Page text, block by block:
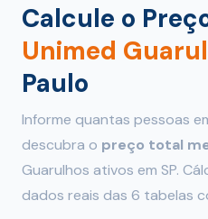
Calcule o
Unimed
Paulo
Informe quantas pessoas
descubra o preço total
Guarulhos ativos em SP.
dados reais das 6 tabelas